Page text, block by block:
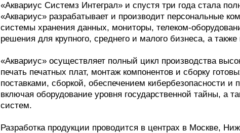
«Аквариус Системз Интеграл» и спустя три года стала
«Аквариус» разрабатывает и производит персональные
системы хранения данных, мониторы, телеком-
решения для крупного, среднего и малого бизнеса, а также
«Аквариус» осуществляет полный цикл производства
печать печатных плат, монтаж компонентов и сборку
поставками, сборкой, обеспечением кибербезопасности и
включая оборудование уровня государственной тайны, а
систем.
Разработка продукции проводится в центрах в Москве,